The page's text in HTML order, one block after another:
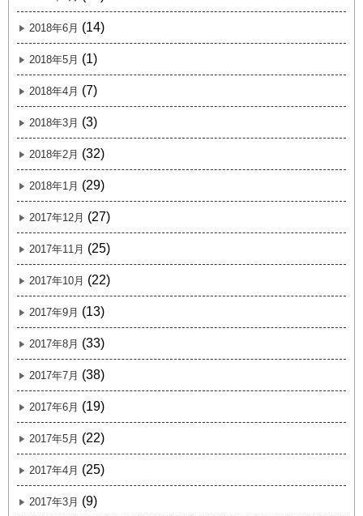
2018年6月 (14)
2018年5月 (1)
2018年4月 (7)
2018年3月 (3)
2018年2月 (32)
2018年1月 (29)
2017年12月 (27)
2017年11月 (25)
2017年10月 (22)
2017年9月 (13)
2017年8月 (33)
2017年7月 (38)
2017年6月 (19)
2017年5月 (22)
2017年4月 (25)
2017年3月 (9)